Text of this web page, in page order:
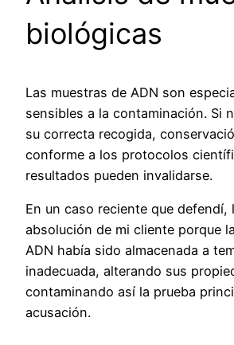
biológicas
Las muestras de ADN son
sensibles a la contaminación. Si
su correcta recogida,
conforme a los protocolos
resultados pueden invalidarse.
En un caso reciente que defendí,
absolución de mi cliente porque
ADN había sido almacenada a
inadecuada, alterando sus
contaminando así la prueba
acusación.